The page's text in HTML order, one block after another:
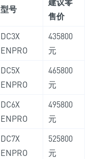
型号
建议零
售价
DC3X
ENPRO
435800
元
DC5X
ENPRO
465800
元
DC6X
ENPRO
495800
元
DC7X
ENPRO
525800
元